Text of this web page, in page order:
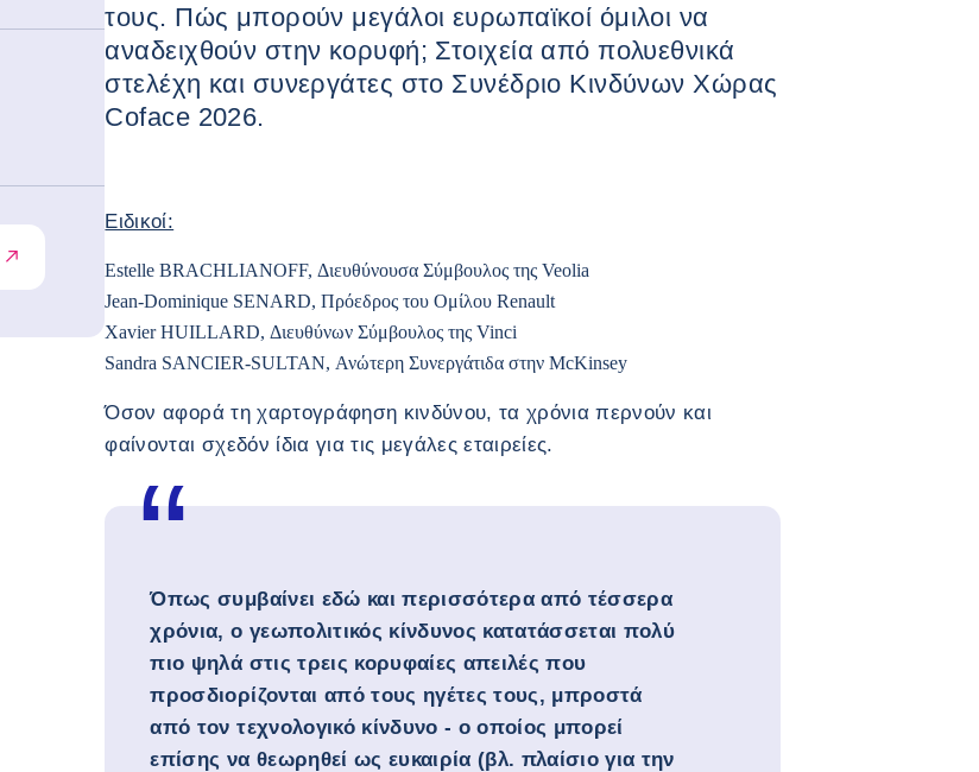
τους. Πώς μπορούν μεγάλοι ευρωπαϊκοί όμιλοι να
αναδειχθούν στην κορυφή; Στοιχεία από πολυεθνικά
στελέχη και συνεργάτες στο Συνέδριο Κινδύνων Χώρας
Coface 2026.
Ειδικοί:
Estelle BRACHLIANOFF, Διευθύνουσα Σύμβουλος της Veolia
Jean-Dominique SENARD, Πρόεδρος του Ομίλου Renault
Xavier HUILLARD, Διευθύνων Σύμβουλος της Vinci
Sandra SANCIER-SULTAN, Ανώτερη Συνεργάτιδα στην McKinsey
Όσον αφορά τη χαρτογράφηση κινδύνου, τα χρόνια περνούν και
φαίνονται σχεδόν ίδια για τις μεγάλες εταιρείες.
Όπως συμβαίνει εδώ και περισσότερα από τέσσερα
χρόνια, ο γεωπολιτικός κίνδυνος κατατάσσεται πολύ
πιο ψηλά στις τρεις κορυφαίες απειλές που
προσδιορίζονται από τους ηγέτες τους, μπροστά
από τον τεχνολογικό κίνδυνο - ο οποίος μπορεί
επίσης να θεωρηθεί ως ευκαιρία (βλ. πλαίσιο για την